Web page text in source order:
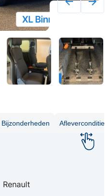
Bijzonderheden Aflevercondities
Renault